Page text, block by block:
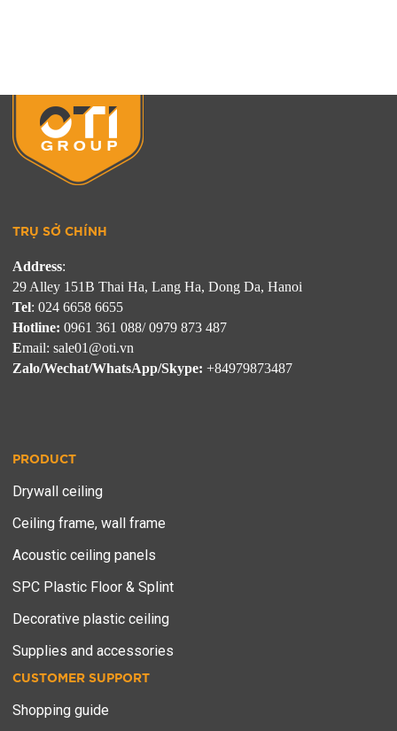
TRỤ SỞ CHÍNH
Address:
Tel
: 024 6658 6655
Hotline:
0961 361 088/ 0979 873 487
E
Zalo/Wechat/WhatsApp/Skype: +84979873487
PRODUCT
Drywall ceiling
Ceiling frame, wall frame
Acoustic ceiling panels
SPC Plastic Floor & Splint
Decorative plastic ceiling
Supplies and accessories
CUSTOMER SUPPORT
Shopping guide